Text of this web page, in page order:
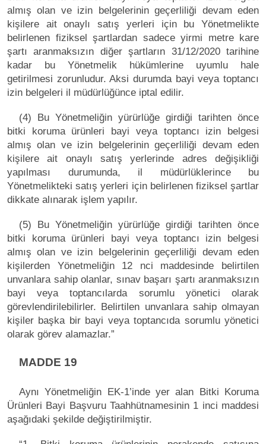
almış olan ve izin belgelerinin geçerliliği devam eden
kişilere ait onaylı satış yerleri için bu Yönetmelikte
belirlenen fiziksel şartlardan sadece yirmi metre kare
şartı aranmaksızın diğer şartların 31/12/2020 tarihine
kadar bu Yönetmelik hükümlerine uyumlu hale
getirilmesi zorunludur. Aksi durumda bayi veya toptancı
izin belgeleri il müdürlüğünce iptal edilir.
(4) Bu Yönetmeliğin yürürlüğe girdiği tarihten önce
bitki koruma ürünleri bayi veya toptancı izin belgesi
almış olan ve izin belgelerinin geçerliliği devam eden
kişilere ait onaylı satış yerlerinde adres değişikliği
yapılması durumunda, il müdürlüklerince bu
Yönetmelikteki satış yerleri için belirlenen fiziksel şartlar
dikkate alınarak işlem yapılır.
(5) Bu Yönetmeliğin yürürlüğe girdiği tarihten önce
bitki koruma ürünleri bayi veya toptancı izin belgesi
almış olan ve izin belgelerinin geçerliliği devam eden
kişilerden Yönetmeliğin 12 nci maddesinde belirtilen
unvanlara sahip olanlar, sınav başarı şartı aranmaksızın
bayi veya toptancılarda sorumlu yönetici olarak
görevlendirilebilirler. Belirtilen unvanlara sahip olmayan
kişiler başka bir bayi veya toptancıda sorumlu yönetici
olarak görev alamazlar.”
MADDE 19
Aynı Yönetmeliğin EK-1’inde yer alan Bitki Koruma
Ürünleri Bayi Başvuru Taahhütnamesinin 1 inci maddesi
aşağıdaki şekilde değiştirilmiştir.